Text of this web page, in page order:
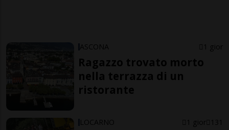
ASCONA 1 gior
Ragazzo trovato morto
nella terrazza di un
ristorante
LOCARNO 1 gior 131